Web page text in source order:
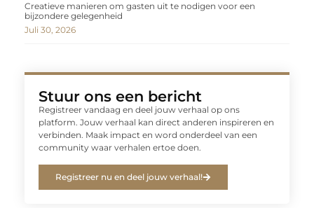
Creatieve manieren om gasten uit te nodigen voor een
bijzondere gelegenheid
Juli 30, 2026
Stuur ons een bericht
Registreer vandaag en deel jouw verhaal op ons
platform. Jouw verhaal kan direct anderen inspireren en
verbinden. Maak impact en word onderdeel van een
community waar verhalen ertoe doen.
Registreer nu en deel jouw verhaal!